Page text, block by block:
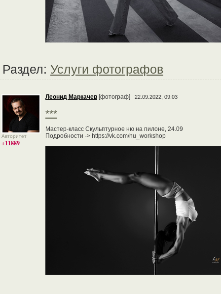
Раздел: Услуги фотографов
Авторитет
+11889
Леонид Маркачев [фотограф] 22.09.2022, 09:03
***
Мастер-класс Скульптурное ню на пилоне, 24.09
Подробности -> https://vk.com/nu_workshop